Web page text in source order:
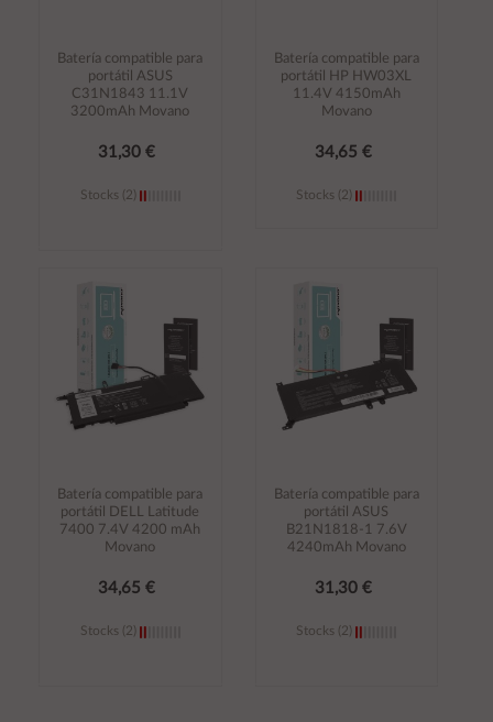
Batería compatible para
portátil ASUS
C31N1843 11.1V
3200mAh Movano
31,30 €
Stocks (2)
carrito
Batería compatible para
portátil HP HW03XL
11.4V 4150mAh
Movano
34,65 €
Stocks (2)
carrito
Batería compatible para
portátil DELL Latitude
7400 7.4V 4200 mAh
Movano
34,65 €
Stocks (2)
Batería compatible para
portátil ASUS
B21N1818-1 7.6V
4240mAh Movano
31,30 €
Stocks (2)